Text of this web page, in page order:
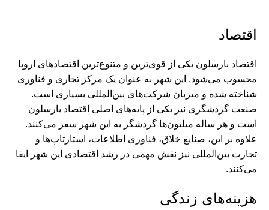
اقتصاد
اقتصاد بارسلون یکی از قوی‌ترین و متنوع‌ترین اقتصادهای اروپا
محسوب می‌شود. این شهر به عنوان یک مرکز تجاری و فناوری
شناخته شده و میزبان شرکت‌های بین‌المللی بسیاری است.
صنعت گردشگری نیز یکی از پایه‌های اصلی اقتصاد بارسلون
است و هر ساله میلیون‌ها گردشگر به این شهر سفر می‌کنند.
علاوه بر این، صنایع خلاق، فناوری اطلاعات، استارتاپ‌ها و
تجارت بین‌المللی نیز نقش مهمی در رشد اقتصادی این شهر ایفا
می‌کنند.
هزینه‌های زندگی